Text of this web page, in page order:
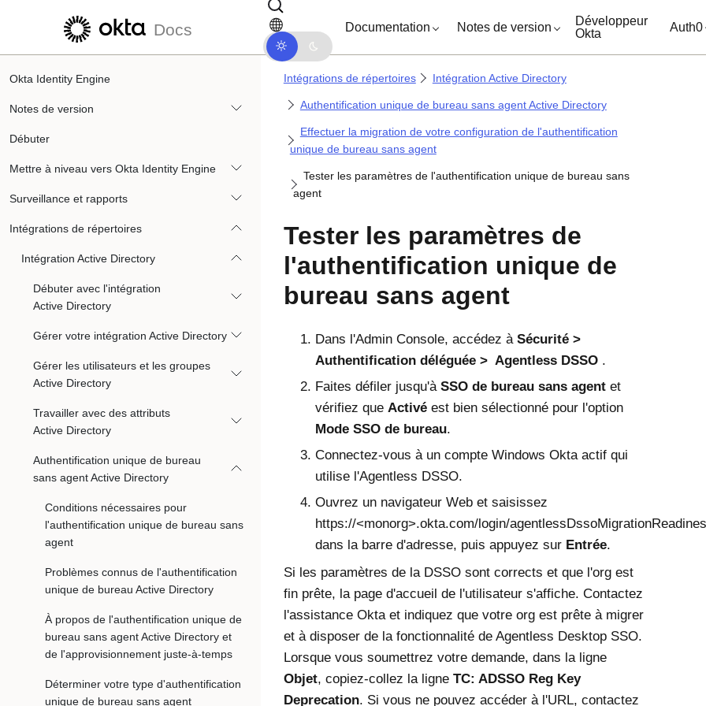
Passer au contenu principal Passer à la navigation dans les documents
Docs Documentation Notes de version
Développeur
Okta
Auth0
Okta Identity Engine
Notes de version
Débuter
Mettre à niveau vers Okta Identity Engine
Surveillance et rapports
Intégrations de répertoires
Intégration Active Directory
Débuter avec l'intégration
Active Directory
Gérer votre intégration Active Directory
Gérer les utilisateurs et les groupes
Active Directory
Travailler avec des attributs
Active Directory
Authentification unique de bureau
sans agent Active Directory
Conditions nécessaires pour
l'authentification unique de bureau sans
agent
Problèmes connus de l'authentification
unique de bureau Active Directory
À propos de l'authentification unique de
bureau sans agent Active Directory et
de l'approvisionnement juste-à-temps
Déterminer votre type d'authentification
unique de bureau sans agent
Intégrations de répertoires Intégration Active Directory
Authentification unique de bureau sans agent Active Directory
Effectuer la migration de votre configuration de l'authentification
unique de bureau sans agent
Tester les paramètres de l'authentification unique de bureau sans
agent
Tester les paramètres de
l'authentification unique de
bureau sans agent
Dans l'Admin Console, accédez à Sécurité
Authentification déléguée
Agentless DSSO .
Faites défiler jusqu'à SSO de bureau sans agent et
vérifiez que Activéest bien sélectionné pour l'option
Mode SSO de bureau.
Connectez-vous à un compte Windows Oktaactif qui
utilise l'Agentless DSSO.
Ouvrez un navigateur Web et saisissez
https://<monorg>.okta.com/login/
dans la barre d'adresse, puis appuyez sur Entrée.
Si les paramètres de la DSSO sont corrects et que l'org est
fin prête, la page d'accueil de l'utilisateur s'affiche. Contactez
l'assistance Oktaet indiquez que votre org est prête à migrer
et à disposer de la fonctionnalité de Agentless Desktop SSO.
Lorsque vous soumettrez votre demande, dans la ligne
Objet, copiez-collez la ligne TC: ADSSO Reg Key
Deprecation. Si vous ne pouvez accéder à l'URL, contactez